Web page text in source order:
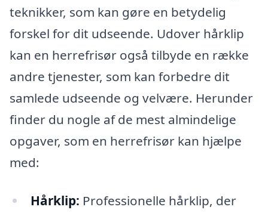
teknikker, som kan gøre en betydelig
forskel for dit udseende. Udover hårklip
kan en herrefrisør også tilbyde en række
andre tjenester, som kan forbedre dit
samlede udseende og velvære. Herunder
finder du nogle af de mest almindelige
opgaver, som en herrefrisør kan hjælpe
med:
Hårklip: Professionelle hårklip, der